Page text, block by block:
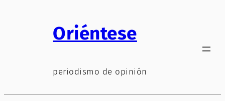
Oriéntese
periodismo de opinión